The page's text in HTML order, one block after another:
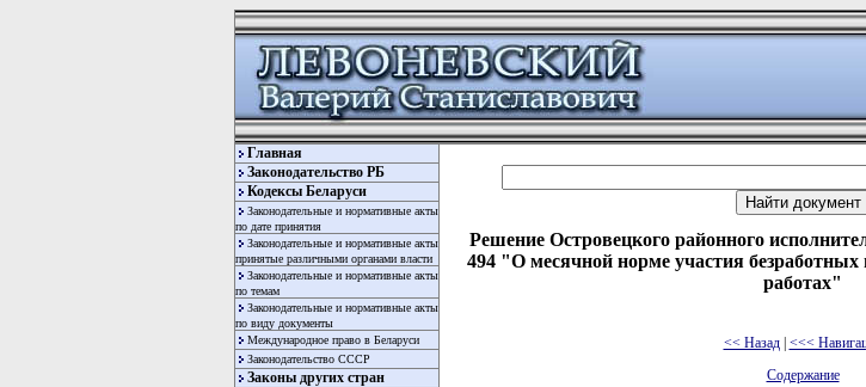
Главная
Законодательство РБ
Кодексы Беларуси
Законодательные и нормативные акты
по дате принятия
Законодательные и нормативные акты
принятые различными органами власти
Законодательные и нормативные акты
по темам
Законодательные и нормативные акты
по виду документы
Международное право в Беларуси
Законодательство СССР
Законы других стран
Решение Островецкого районного
494 "О месячной норме участия
работах"
<< Назад| <<<
Содержание